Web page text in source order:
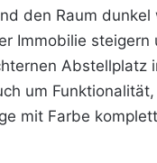
den Raum
Immobilie
Abstellplatz
um
mit Farbe